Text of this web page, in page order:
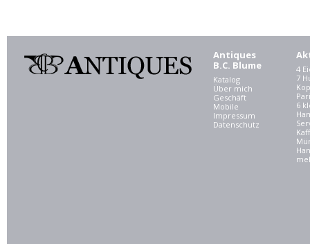
Antiques
B.C. Blume
Katalog
Über mich
Geschäft
Mobile
Impressum
Datenschutz
4
7
6